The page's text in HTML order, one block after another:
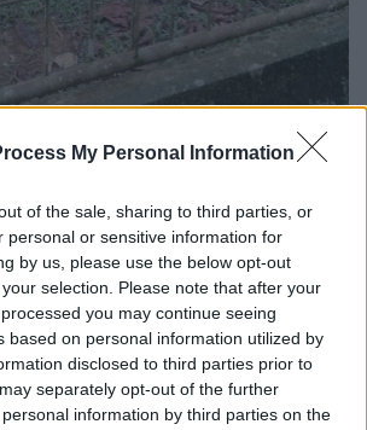
My Personal Information
of the sale, sharing to third parties, or
personal or sensitive information for
by us, please use the below opt-out
selection. Please note that after your
you may continue seeing
based on personal information utilized by
disclosed to third parties prior to
separately opt-out of the further
information by third parties on the
legyenek indiai, kinai, maláj
Nem tolakodóak,
hozzájuk fordulj s akkor szívesen
kíváncsiak nagyon, a maláj
de szívélyes.
akik nem kedvelik az ázsiai